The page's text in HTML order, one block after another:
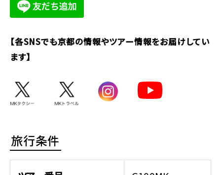
【各SNSでも京都の情報やツアー情報をお届けしてい
ます】
旅行条件